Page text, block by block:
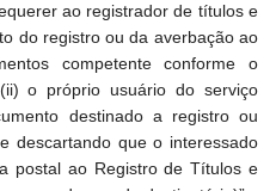
ao registrador de títulos e
do registro ou da averbação ao
competente conforme o
o próprio usuário do serviço
destinado a registro ou
descartando que o interessado
postal ao Registro de Títulos e